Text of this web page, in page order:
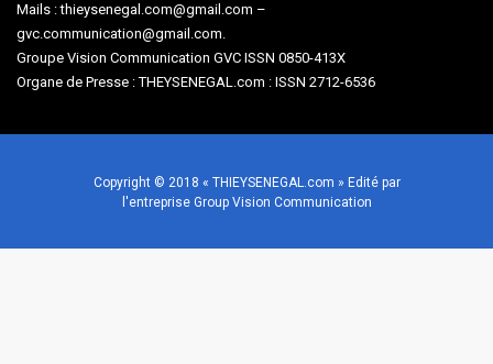
Mails : thieysenegal.com@gmail.com –
gvc.communication@gmail.com.
Groupe Vision Communication GVC ISSN 0850-413X
Organe de Presse : THEYSENEGAL.com : ISSN 2712-6536
Copyright © 2018 « THIEYSENEGAL.com » Edité par
l'entreprise Group Vision Communication